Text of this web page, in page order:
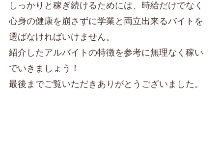
しっかりと稼ぎ続けるためには、時給だけでなく
心身の健康を崩さずに学業と両立出来るバイトを
選ばなければいけません。
紹介したアルバイトの特徴を参考に無理なく稼い
でいきましょう！
最後までご覧いただきありがとうございました。